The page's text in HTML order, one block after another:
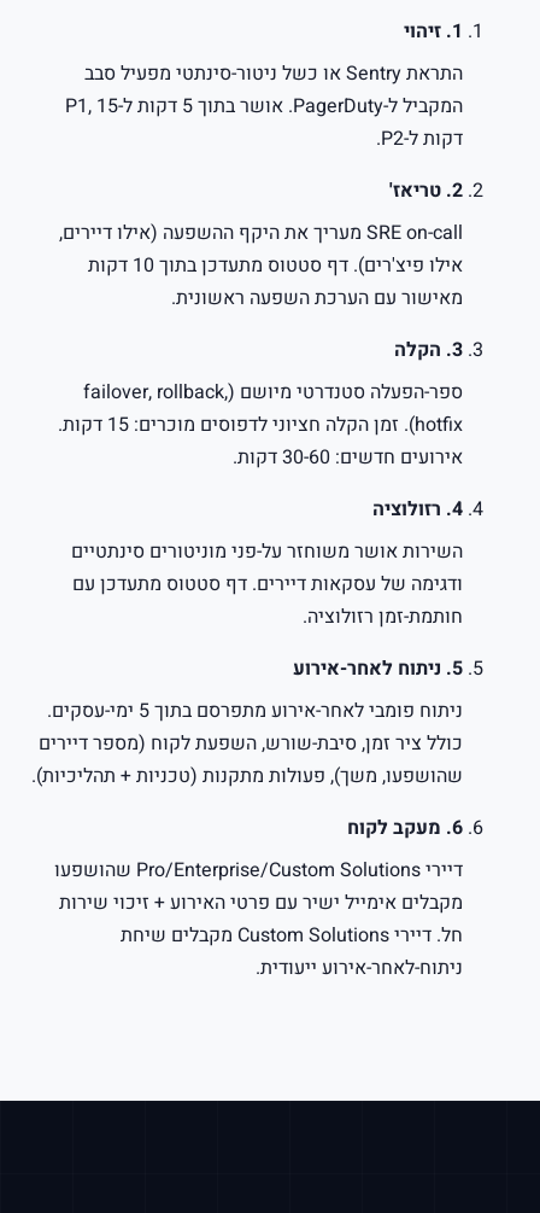
1. זיהוי
התראת Sentry או כשל ניטור-סינתטי מפעיל סבב
המקביל ל-PagerDuty. אושר בתוך 5 דקות ל-P1, 15
דקות ל-P2.
2. טריאז'
SRE on-call מעריך את היקף ההשפעה (אילו דיירים,
אילו פיצ'רים). דף סטטוס מתעדכן בתוך 10 דקות
מאישור עם הערכת השפעה ראשונית.
3. הקלה
ספר-הפעלה סטנדרטי מיושם (failover, rollback,
hotfix). זמן הקלה חציוני לדפוסים מוכרים: 15 דקות.
אירועים חדשים: 30-60 דקות.
4. רזולוציה
השירות אושר משוחזר על-פני מוניטורים סינתטיים
ודגימה של עסקאות דיירים. דף סטטוס מתעדכן עם
חותמת-זמן רזולוציה.
5. ניתוח לאחר-אירוע
ניתוח פומבי לאחר-אירוע מתפרסם בתוך 5 ימי-עסקים.
כולל ציר זמן, סיבת-שורש, השפעת לקוח (מספר דיירים
שהושפעו, משך), פעולות מתקנות (טכניות + תהליכיות).
6. מעקב לקוח
דיירי Pro/Enterprise/Custom Solutions שהושפעו
מקבלים אימייל ישיר עם פרטי האירוע + זיכוי שירות
חל. דיירי Custom Solutions מקבלים שיחת
ניתוח-לאחר-אירוע ייעודית.